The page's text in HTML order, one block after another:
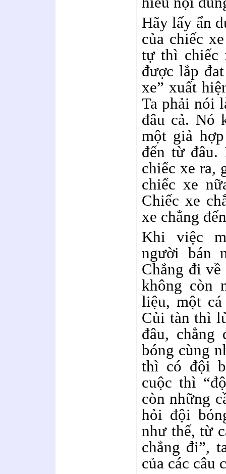
Hãy lấy ẩn
của chiếc
tự thì chiếc
được lắp
xe” xuất
Ta phải nói
đâu cả. Nó
một giả
đến từ đâu.
chiếc xe ra,
chiếc xe
Chiếc xe
xe chẳng
Khi việc
người bán
Chẳng đi về
không còn
liệu, một
Củi tàn thì
đâu,
bóng cùng
thì có đội
cuộc thì
còn những
hỏi đội
như thế, từ
chẳng đi”,
của các câu